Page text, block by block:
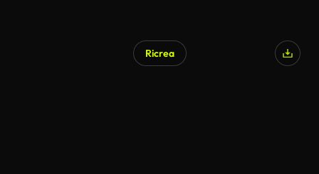
Ricrea